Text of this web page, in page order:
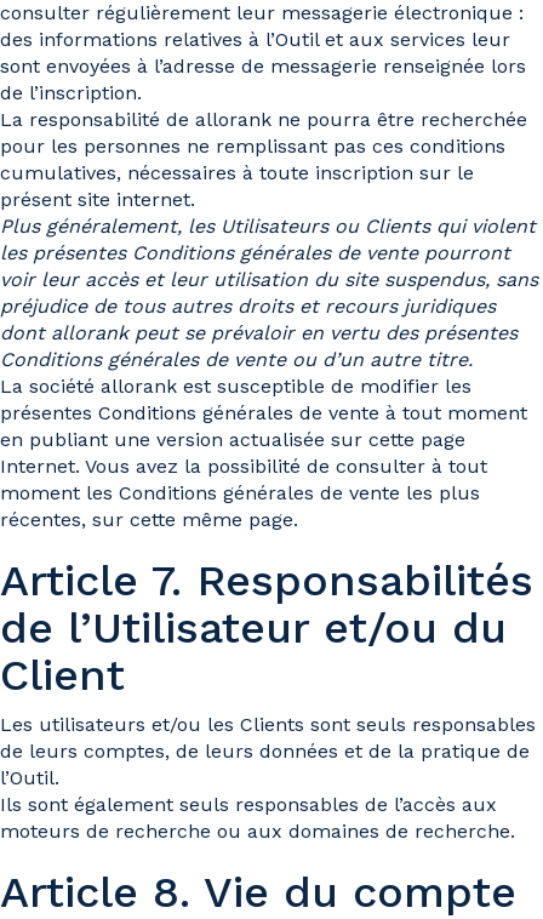
consulter régulièrement leur messagerie électronique :
des informations relatives à l’Outil et aux services leur
sont envoyées à l’adresse de messagerie renseignée lors
de l’inscription.
La responsabilité de allorank ne pourra être recherchée
pour les personnes ne remplissant pas ces conditions
cumulatives, nécessaires à toute inscription sur le
présent site internet.
Plus généralement, les Utilisateurs ou Clients qui violent
les présentes Conditions générales de vente pourront
voir leur accès et leur utilisation du site suspendus, sans
préjudice de tous autres droits et recours juridiques
dont allorank peut se prévaloir en vertu des présentes
Conditions générales de vente ou d’un autre titre.
La société allorank est susceptible de modifier les
présentes Conditions générales de vente à tout moment
en publiant une version actualisée sur cette page
Internet. Vous avez la possibilité de consulter à tout
moment les Conditions générales de vente les plus
récentes, sur cette même page.
Article 7. Responsabilités
de l’Utilisateur et/ou du
Client
Les utilisateurs et/ou les Clients sont seuls responsables
de leurs comptes, de leurs données et de la pratique de
l’Outil.
Ils sont également seuls responsables de l’accès aux
moteurs de recherche ou aux domaines de recherche.
Article 8. Vie du compte